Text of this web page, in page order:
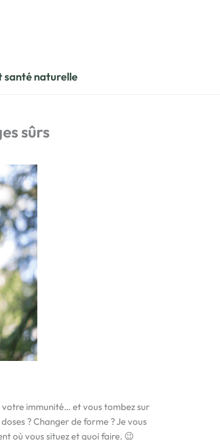
santé naturelle
sûrs
immunité… et vous tombez sur
? Changer de forme ? Je vous
où vous situez et quoi faire. 😉